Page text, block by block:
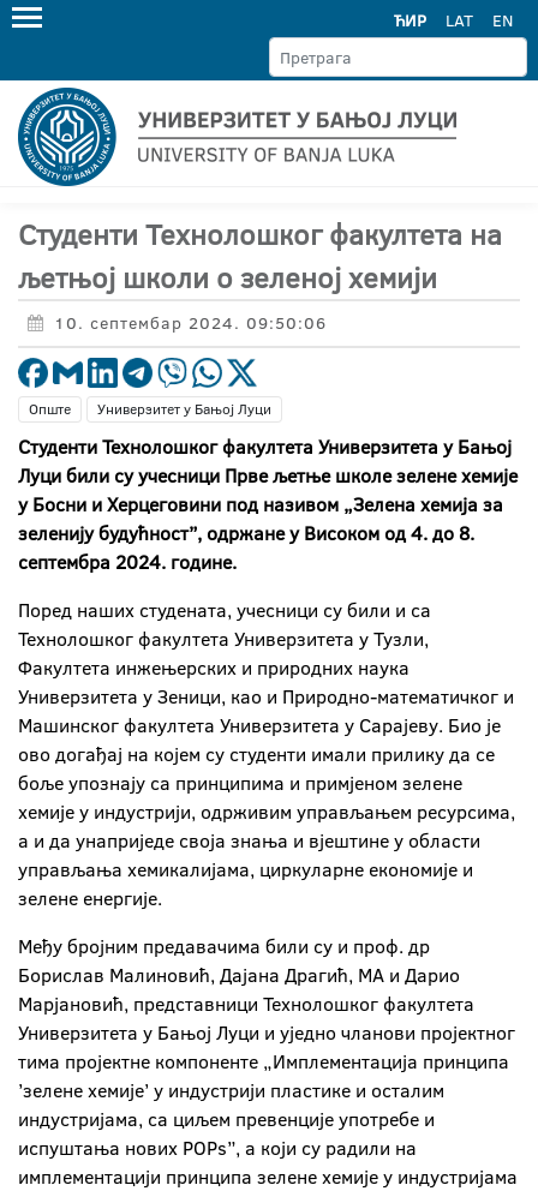
ЋИР LAT EN
Студенти Технолошког факултета на
љетњој школи о зеленој хемији
10. септембар 2024. 09:50:06
Опште Универзитет у Бањој Луци
Студенти Технолошког факултета Универзитета у Бањој
Луци били су учесници Прве љетње школе зелене хемије
у Босни и Херцеговини под називом „Зелена хемија за
зеленију будућност”, одржане у Високом од 4. до 8.
септембра 2024. године.
Поред наших студената, учесници су били и са
Технолошког факултета Универзитета у Тузли,
Факултета инжењерских и природних наука
Универзитета у Зеници, као и Природно-математичког и
Машинског факултета Универзитета у Сарајеву. Био је
ово догађај на којем су студенти имали прилику да се
боље упознају са принципима и примјеном зелене
хемије у индустрији, одрживим управљањем ресурсима,
а и да унаприједе своја знања и вјештине у области
управљања хемикалијама, циркуларне економије и
зелене енергије.
Међу бројним предавачима били су и проф. др
Борислав Малиновић, Дајана Драгић, МА и Дарио
Марјановић, представници Технолошког факултета
Универзитета у Бањој Луци и уједно чланови пројектног
тима пројектне компоненте „Имплементација принципа
’зелене хемије’ у индустрији пластике и осталим
индустријама, са циљем превенције употребе и
испуштања нових POPs”, а који су радили на
имплементацији принципа зелене хемије у индустријама